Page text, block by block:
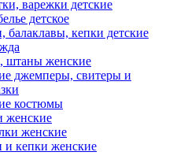
варежки детские
детское
кепки детские
штаны женские
джемперы, свитеры и
костюмы
женские
женские
кепки женские